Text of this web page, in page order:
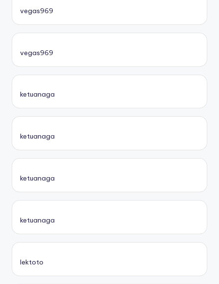
vegas969
vegas969
ketuanaga
ketuanaga
ketuanaga
ketuanaga
lektoto